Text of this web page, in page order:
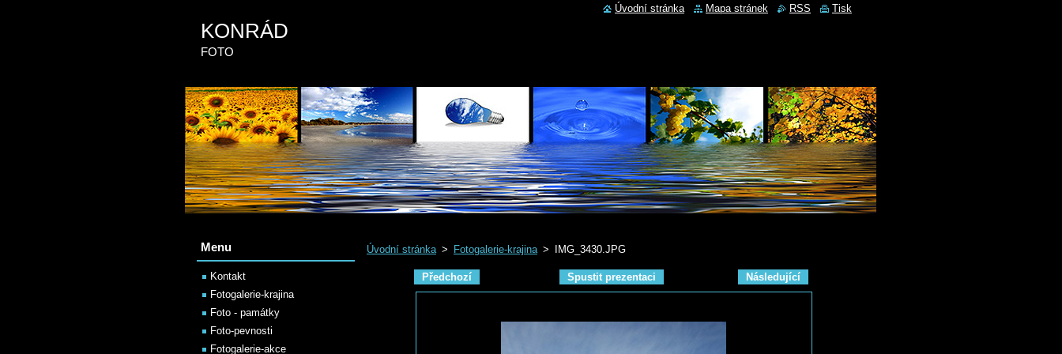
KONRÁD
FOTO
Úvodní stránka > Fotogalerie-krajina > IMG_3430.JPG
Předchozí Spustit prezentaci Následující
Menu
Kontakt
Fotogalerie-krajina
Foto - památky
Foto-pevnosti
Fotogalerie-akce
Úvodní stránka Mapa stránek RSS Tisk